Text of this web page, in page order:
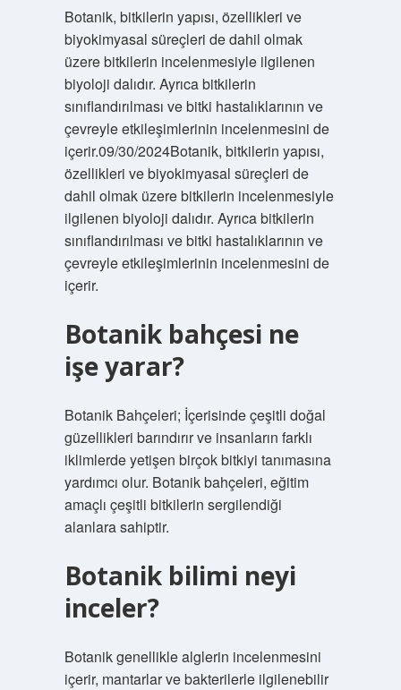
Botanik, bitkilerin yapısı, özellikleri ve
biyokimyasal süreçleri de dahil olmak
üzere bitkilerin incelenmesiyle ilgilenen
biyoloji dalıdır. Ayrıca bitkilerin
sınıflandırılması ve bitki hastalıklarının ve
çevreyle etkileşimlerinin incelenmesini de
içerir.09/30/2024Botanik, bitkilerin yapısı,
özellikleri ve biyokimyasal süreçleri de
dahil olmak üzere bitkilerin incelenmesiyle
ilgilenen biyoloji dalıdır. Ayrıca bitkilerin
sınıflandırılması ve bitki hastalıklarının ve
çevreyle etkileşimlerinin incelenmesini de
içerir.
Botanik bahçesi ne
işe yarar?
Botanik Bahçeleri; İçerisinde çeşitli doğal
güzellikleri barındırır ve insanların farklı
iklimlerde yetişen birçok bitkiyi tanımasına
yardımcı olur. Botanik bahçeleri, eğitim
amaçlı çeşitli bitkilerin sergilendiği
alanlara sahiptir.
Botanik bilimi neyi
inceler?
Botanik genellikle alglerin incelenmesini
içerir, mantarlar ve bakterilerle ilgilenebilir